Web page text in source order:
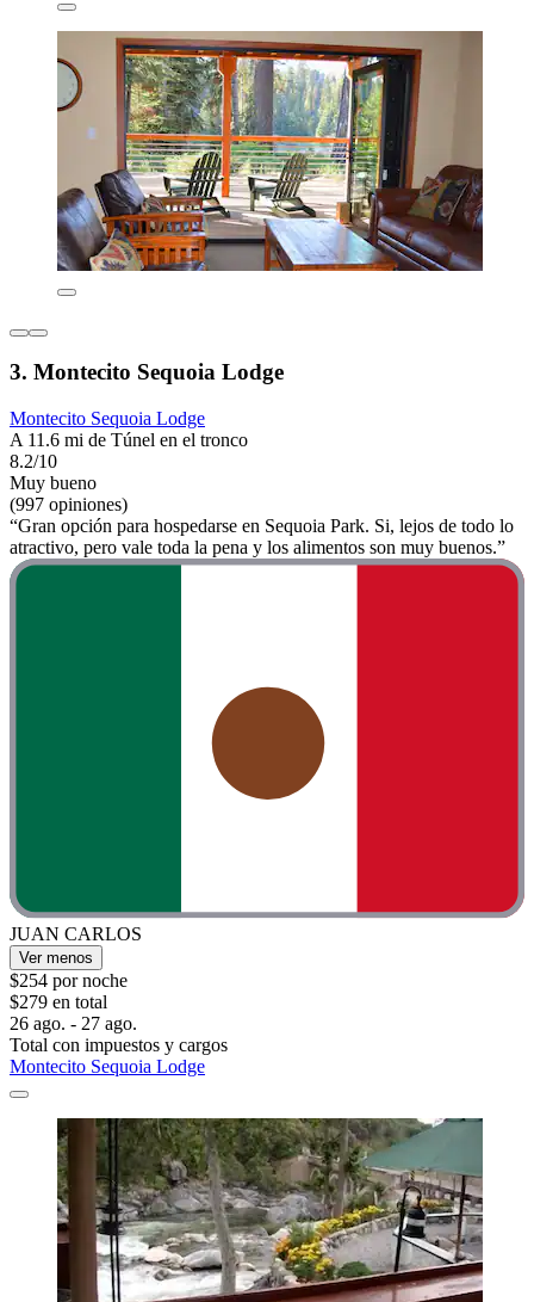
3. Montecito Sequoia Lodge
Montecito Sequoia Lodge
A 11.6 mi de Túnel en el tronco
8.2/10
Muy bueno
(997 opiniones)
“Gran opción para hospedarse en Sequoia Park. Si, lejos de todo lo
atractivo, pero vale toda la pena y los alimentos son muy buenos.”
JUAN CARLOS
Ver menos
$254 por noche
$279 en total
26 ago. - 27 ago.
Total con impuestos y cargos
Montecito Sequoia Lodge